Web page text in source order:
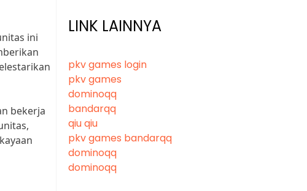
ini
bekerja
LINK LAINNYA
pkv games login
pkv games
dominoqq
bandarqq
qiu qiu
pkv games bandarqq
dominoqq
dominoqq